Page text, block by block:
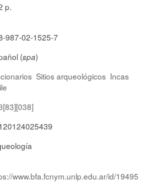
p.
987-02-1525-7
(spa)
Sitios arqueológicos Incas
www.bfa.fcnym.unlp.edu.ar/id/19495